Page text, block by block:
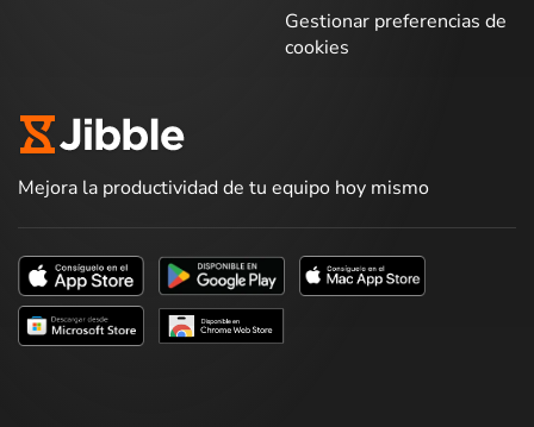
Gestionar preferencias de
cookies
Mejora la productividad de tu equipo hoy mismo